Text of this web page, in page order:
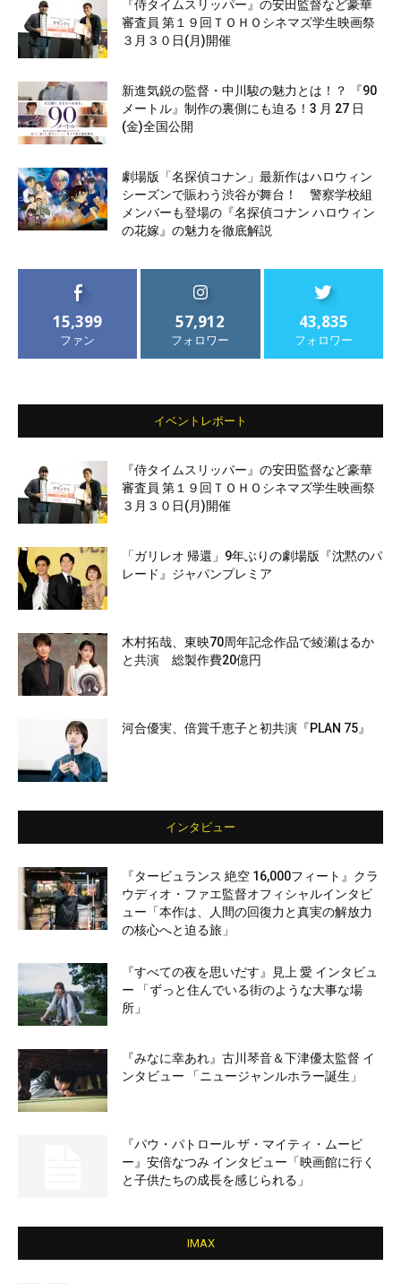
『侍タイムスリッパー』の安田監督など豪華
審査員 第１９回ＴＯＨＯシネマズ学生映画祭
３月３０日(月)開催
新進気鋭の監督・中川駿の魅力とは！？ 『90
メートル』制作の裏側にも迫る！3 月 27 日
(金)全国公開
劇場版「名探偵コナン」最新作はハロウィン
シーズンで賑わう渋谷が舞台！ 警察学校組
メンバーも登場の『名探偵コナン ハロウィン
の花嫁』の魅力を徹底解説
15,399
ファン
57,912
フォロワー
43,835
フォロワー
イベントレポート
『侍タイムスリッパー』の安田監督など豪華
審査員 第１９回ＴＯＨＯシネマズ学生映画祭
３月３０日(月)開催
「ガリレオ 帰還」9年ぶりの劇場版『沈黙のパ
レード』ジャパンプレミア
木村拓哉、東映70周年記念作品で綾瀬はるか
と共演 総製作費20億円
河合優実、倍賞千恵子と初共演『PLAN 75』
インタビュー
『タービュランス 絶空 16,000フィート』クラ
ウディオ・ファエ監督オフィシャルインタビ
ュー「本作は、人間の回復力と真実の解放力
の核心へと迫る旅」
『すべての夜を思いだす』見上 愛 インタビュ
ー 「ずっと住んでいる街のような大事な場
所」
『みなに幸あれ』古川琴音＆下津優太監督 イ
ンタビュー 「ニュージャンルホラー誕生」
『パウ・パトロール ザ・マイティ・ムービ
ー』安倍なつみ インタビュー「映画館に行く
と子供たちの成長を感じられる」
IMAX